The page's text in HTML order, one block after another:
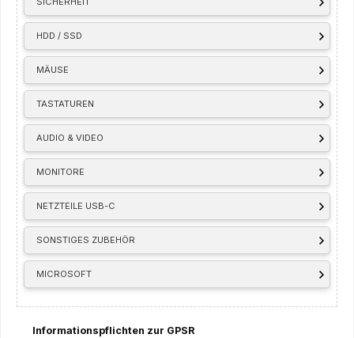
HDD / SSD
MÄUSE
TASTATUREN
AUDIO & VIDEO
MONITORE
NETZTEILE USB-C
SONSTIGES ZUBEHÖR
MICROSOFT
Informationspflichten zur GPSR